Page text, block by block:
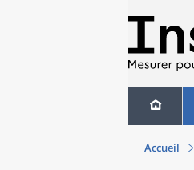
Accueil